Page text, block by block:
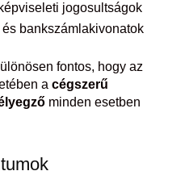
jogosultságok
bankszámlakivonatok
fontos, hogy az
a cégszerű
minden esetben